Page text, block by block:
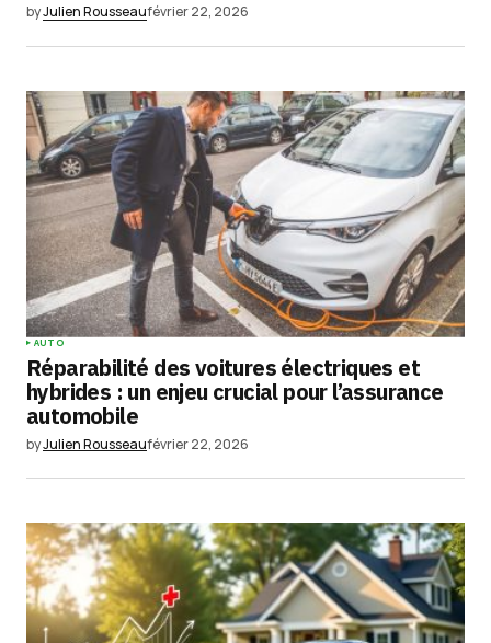
byJulien Rousseaufévrier 22, 2026
AUTO
Réparabilité des voitures électriques et
hybrides : un enjeu crucial pour l’assurance
automobile
byJulien Rousseaufévrier 22, 2026